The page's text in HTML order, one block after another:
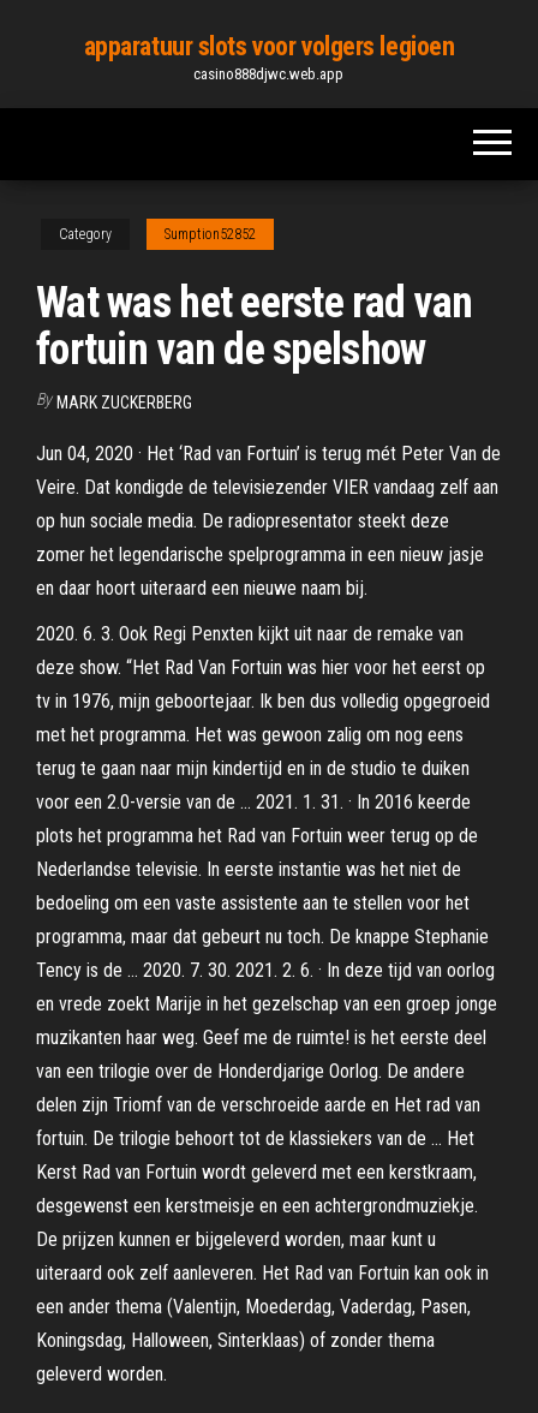
content
apparatuur slots voor volgers legioen
casino888djwc.web.app
Category Sumption52852
Wat was het eerste rad van
fortuin van de spelshow
By MARK ZUCKERBERG
Jun 04, 2020 · Het ‘Rad van Fortuin’ is terug mét Peter Van de
Veire. Dat kondigde de televisiezender VIER vandaag zelf aan
op hun sociale media. De radiopresentator steekt deze
zomer het legendarische spelprogramma in een nieuw jasje
en daar hoort uiteraard een nieuwe naam bij.
2020. 6. 3. Ook Regi Penxten kijkt uit naar de remake van
deze show. “Het Rad Van Fortuin was hier voor het eerst op
tv in 1976, mijn geboortejaar. Ik ben dus volledig opgegroeid
met het programma. Het was gewoon zalig om nog eens
terug te gaan naar mijn kindertijd en in de studio te duiken
voor een 2.0-versie van de … 2021. 1. 31. · In 2016 keerde
plots het programma het Rad van Fortuin weer terug op de
Nederlandse televisie. In eerste instantie was het niet de
bedoeling om een vaste assistente aan te stellen voor het
programma, maar dat gebeurt nu toch. De knappe Stephanie
Tency is de … 2020. 7. 30. 2021. 2. 6. · In deze tijd van oorlog
en vrede zoekt Marije in het gezelschap van een groep jonge
muzikanten haar weg. Geef me de ruimte! is het eerste deel
van een trilogie over de Honderdjarige Oorlog. De andere
delen zijn Triomf van de verschroeide aarde en Het rad van
fortuin. De trilogie behoort tot de klassiekers van de … Het
Kerst Rad van Fortuin wordt geleverd met een kerstkraam,
desgewenst een kerstmeisje en een achtergrondmuziekje.
De prijzen kunnen er bijgeleverd worden, maar kunt u
uiteraard ook zelf aanleveren. Het Rad van Fortuin kan ook in
een ander thema (Valentijn, Moederdag, Vaderdag, Pasen,
Koningsdag, Halloween, Sinterklaas) of zonder thema
geleverd worden.